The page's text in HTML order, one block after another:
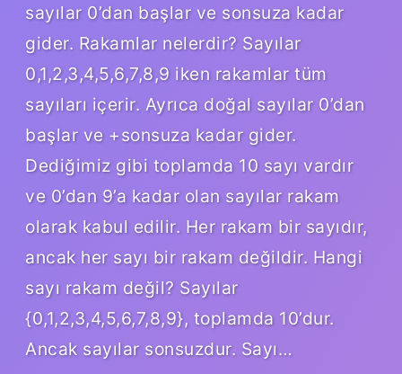
sayılar 0’dan başlar ve sonsuza kadar
gider. Rakamlar nelerdir? Sayılar
0,1,2,3,4,5,6,7,8,9 iken rakamlar tüm
sayıları içerir. Ayrıca doğal sayılar 0’dan
başlar ve +sonsuza kadar gider.
Dediğimiz gibi toplamda 10 sayı vardır
ve 0’dan 9’a kadar olan sayılar rakam
olarak kabul edilir. Her rakam bir sayıdır,
ancak her sayı bir rakam değildir. Hangi
sayı rakam değil? Sayılar
{0,1,2,3,4,5,6,7,8,9}, toplamda 10’dur.
Ancak sayılar sonsuzdur. Sayı…